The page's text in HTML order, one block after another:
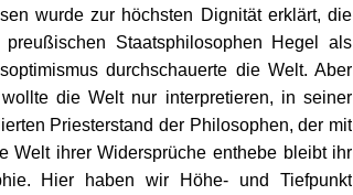
wurde zur höchsten Dignität erklärt, die
Staatsphilosophen Hegel als
durchschauerte die Welt. Aber
die Welt nur interpretieren, in seiner
Priesterstand der Philosophen, der mit
Welt ihrer Widersprüche enthebe bleibt ihr
Hier haben wir Höhe- und Tiefpunkt